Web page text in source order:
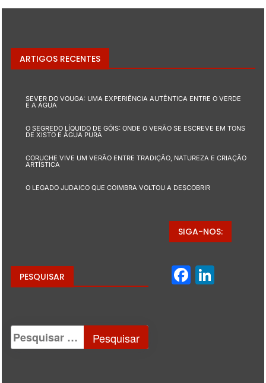
ARTIGOS RECENTES
SEVER DO VOUGA: UMA EXPERIÊNCIA AUTÊNTICA ENTRE O VERDE
E A ÁGUA
O SEGREDO LÍQUIDO DE GÓIS: ONDE O VERÃO SE ESCREVE EM TONS
DE XISTO E ÁGUA PURA
CORUCHE VIVE UM VERÃO ENTRE TRADIÇÃO, NATUREZA E CRIAÇÃO
ARTÍSTICA
O LEGADO JUDAICO QUE COIMBRA VOLTOU A DESCOBRIR
PESQUISAR
SIGA-NOS: